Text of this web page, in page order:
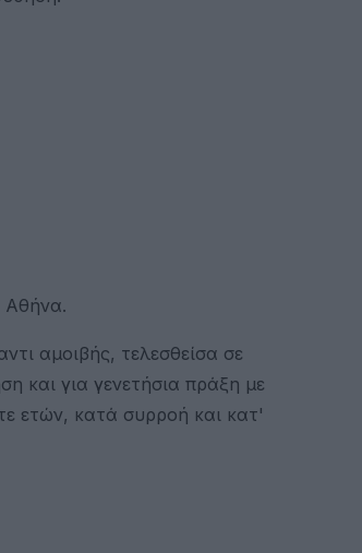
Αθήνα.
αμοιβής, τελεσθείσα σε
και για γενετήσια πράξη με
ετών, κατά συρροή και κατ'